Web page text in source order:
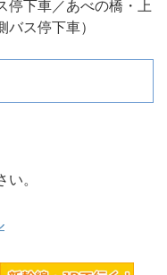
停下車／あべの橋・上
ス停下車）
。